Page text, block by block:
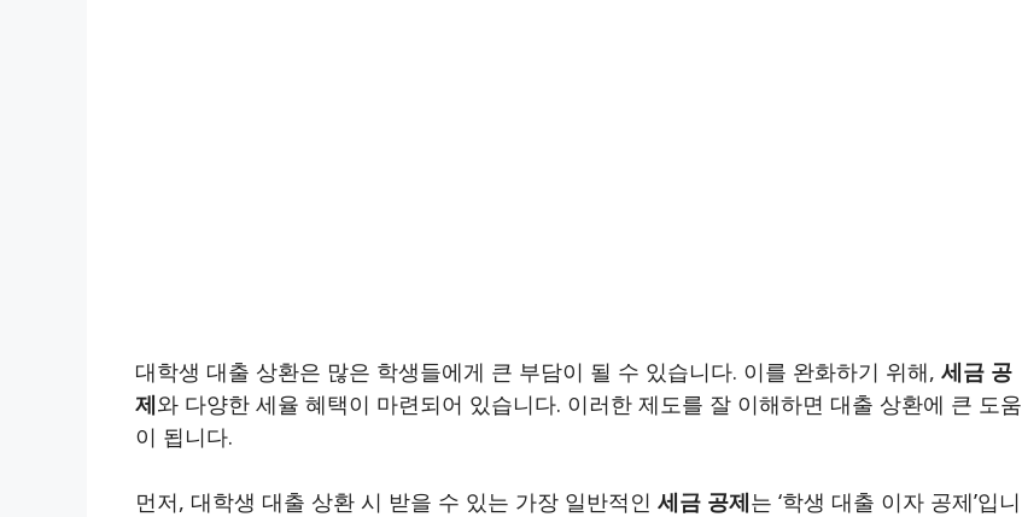
대학생 대출 상환은 많은 학생들에게 큰 부담이 될 수 있습니다. 이를 완화하기 위해, 세금 공
제와 다양한 세율 혜택이 마련되어 있습니다. 이러한 제도를 잘 이해하면 대출 상환에 큰 도움
이 됩니다.
먼저, 대학생 대출 상환 시 받을 수 있는 가장 일반적인 세금 공제는 ‘학생 대출 이자 공제’입니